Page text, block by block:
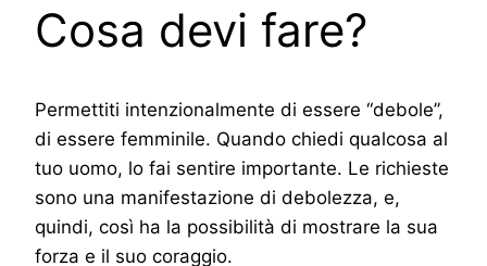
Cosa devi fare?
Permettiti intenzionalmente di essere “debole”,
di essere femminile. Quando chiedi qualcosa al
tuo uomo, lo fai sentire importante. Le richieste
sono una manifestazione di debolezza, e,
quindi, così ha la possibilità di mostrare la sua
forza e il suo coraggio.